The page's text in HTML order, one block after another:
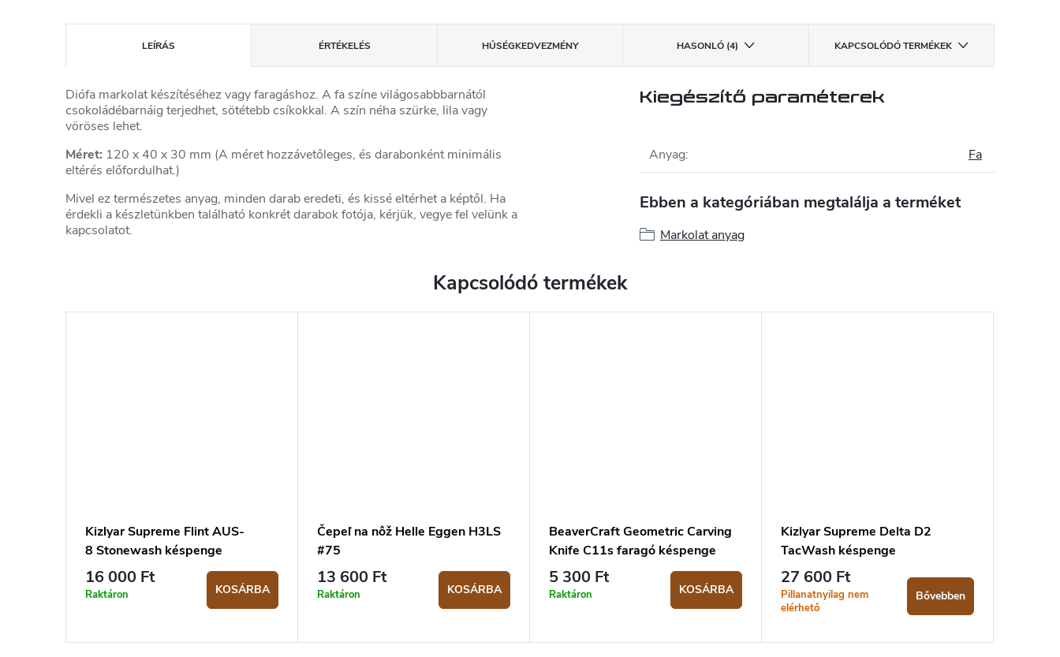
LEÍRÁS ÉRTÉKELÉS HŰSÉGKEDVEZMÉNY HASONLÓ (4) KAPCSOLÓDÓ TERMÉKEK
Diófa markolat készítéséhez vagy faragáshoz. A fa színe világosabbbarnától
csokoládébarnáig terjedhet, sötétebb csíkokkal. A szín néha szürke, lila vagy
vöröses lehet.
Méret: 120 x 40 x 30 mm (A méret hozzávetőleges, és darabonként minimális
eltérés előfordulhat.)
Mivel ez természetes anyag, minden darab eredeti, és kissé eltérhet a képtől. Ha
érdekli a készletünkben található konkrét darabok fotója, kérjük, vegye fel velünk a
kapcsolatot.
Kiegészítő paraméterek
Anyag: Fa
Ebben a kategóriában megtalálja a terméket
Markolat anyag
Kapcsolódó termékek
Kizlyar Supreme Flint AUS-
8 Stonewash késpenge
16 000 Ft
Raktáron KOSÁRBA
Čepeľ na nôž Helle Eggen H3LS
#75
13 600 Ft
Raktáron KOSÁRBA
BeaverCraft Geometric Carving
Knife C11s faragó késpenge
5 300 Ft
Raktáron KOSÁRBA
Kizlyar Supreme Delta D2
TacWash késpenge
27 600 Ft
Pillanatnyilag nem
elérhető
Bővebben